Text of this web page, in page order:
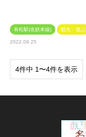
有松駅(名鉄本線) 観光・遊ぶ
2022.09.25
4件中 1〜4件を表示